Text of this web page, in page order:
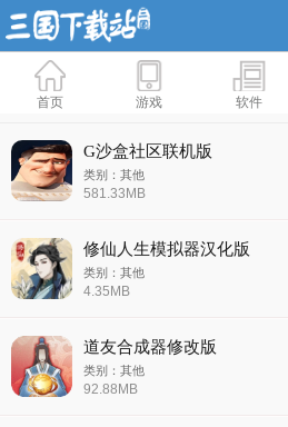
首页 游戏 软件
G沙盒社区联机版
类别：其他
581.33MB
修仙人生模拟器汉化版
类别：其他
4.35MB
道友合成器修改版
类别：其他
92.88MB